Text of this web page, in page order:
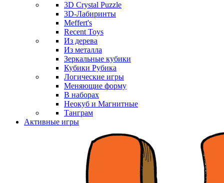
3D Crystal Puzzle
3D-Лабиринты
Meffert's
Recent Toys
Из дерева
Из металла
Зеркальные кубики
Кубики Рубика
Логические игры
Меняющие форму
В наборах
Неокуб и Магнитные
Танграм
Активные игры